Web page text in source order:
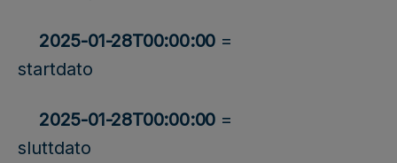
2025-01-28T00:00:00 =
startdato
2025-01-28T00:00:00 =
sluttdato